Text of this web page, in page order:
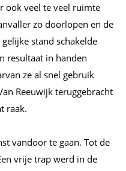
ook veel te veel ruimte
zo doorlopen en de
stand schakelde
resultaat in handen
ze al snel gebruik
Reeuwijk teruggebracht
raak.
vandoor te gaan. Tot de
vrije trap werd in de